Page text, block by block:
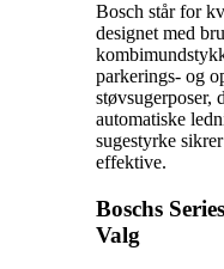
Bosch står for
designet med
parkerings- og
støvsugerposer,
automatiske
sugestyrke
effektive.
Boschs
Valg